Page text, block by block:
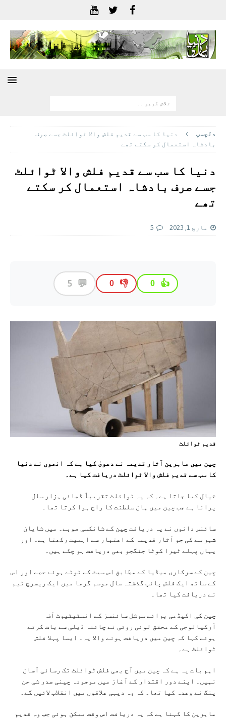
دلچسپ
دنیا کا سب سے قدیم فلش والا ٹوائلٹ جسے صرف
بادشاہ استعمال کر سکتے تھے
دنیا کا سب سے قدیم فلش والا ٹوائلٹ
جسے صرف بادشاہ استعمال کر سکتے
تھے
مارچ 1, 2023 5
👍
0
👎
0
💬
5
قديم ٹوائلٹ
چین میں ماہرین آثار قدیمہ نے دعویٰ کیا ہے کہ انھوں نے دنیا
کا سب سے قدیم فلش والا ٹوائلٹ دریافت کیا ہے۔
خیال کیا جاتا ہے۔ کہ یہ ٹوائلٹ تقریباً ڈھائی ہزار سال
پرانا ہے جب چین میں ہان سلطنت کا راج ہوا کرتا تھا۔
سائنس دانوں نے یہ دریافت چین کے شانکسی صوبے۔ میں شایان
شہر سے کی جو آثار قدیمہ کے اعتبار سے اہمیت رکھتا ہے۔ اور
یہاں پہلے ٹیرا کوٹا جنگجو بھی دریافت ہو چکے ہیں۔
چین کے سرکاری میڈیا کے مطابق اس سیٹ کے ٹوٹے ہوئے حصے اور اس
کے ساتھ ایک فلش پائپ گذشتہ سال موسم گرما میں ایک ریسرچ ٹیم
نے دریافت کیا تھا۔
چین کی اکیڈمی برائے سوشل سائنسز کے انسٹیٹیوٹ آف
آرکیالوجی کے محقق لوئی روئی نے چائنہ ڈیلی سے بات کرتے
ہوئے کہا کہ چین میں دریافت ہونے والا یہ۔ ایسا پہلا فلش
ٹوائلٹ ہے۔
اہم بات یہ ہے کہ چین میں آج بھی فلش ٹوائلٹ تک رسائی آسان
نہیں۔ اپنے دور اقتدار کے آغاز میں موجودہ چینی صدر شی جن
پنگ نے وعدہ کیا تھا۔ کہ وہ دیہی علاقوں میں انقلاب لائیں گے۔
ماہرین کا کہنا ہے کہ یہ دریافت اس وقت ممکن ہوئی جب وہ قدیم